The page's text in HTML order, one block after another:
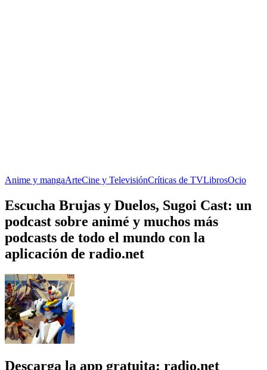
Anime y mangaArteCine y TelevisiónCríticas de TVLibrosOcio
Escucha Brujas y Duelos, Sugoi Cast: un
podcast sobre animé y muchos más
podcasts de todo el mundo con la
aplicación de radio.net
Descarga la app gratuita: radio.net